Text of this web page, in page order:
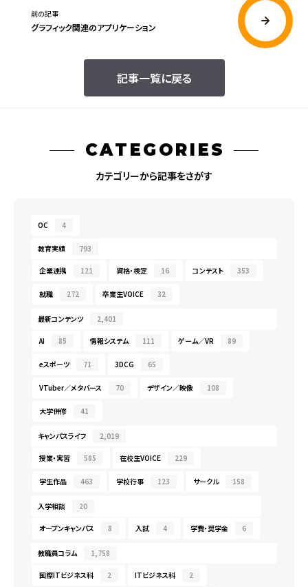
記事一覧に戻る
前の記事
グラフィック関連のアプリケーション
CATEGORIES
カテゴリーから記事をさがす
OC 4
教育実績 793
企業連携 121 資格・検定 16 コンテスト 353
就職 272 卒業生VOICE 32
最新コンテンツ 2,401
AI 85 情報システム 111 ゲーム／VR 89
eスポーツ 71 3DCG 65
VTuber／メタバース 70 デザイン／映像 108
大学併修 41
キャンパスライフ 2,019
授業・実習 585 在校生VOICE 229
学生作品 463 学校行事 123 サークル 158
入学相談 20
オープンキャンパス 8 入試 4 学費・奨学金 6
教職員コラム 1,758
国際ITビジネス科 2 ITビジネス科 2